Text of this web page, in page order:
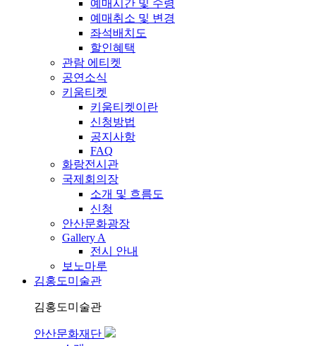
예매시간 및 수령
예매취소 및 변경
좌석배치도
할인혜택
관람 에티켓
공연소식
키움티켓
키움티켓이란
신청방법
공지사항
FAQ
화랑전시관
국제회의장
소개 및 흐름도
신청
안산문화광장
Gallery A
전시 안내
보노마루
김홍도미술관
김홍도미술관
안산문화재단